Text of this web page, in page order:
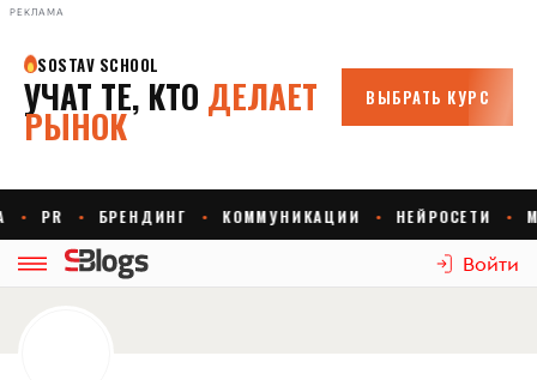
РЕКЛАМА
Войти